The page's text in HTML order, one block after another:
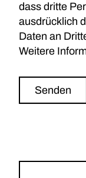
dass dritte
ausdrücklich
Daten an
Weitere
Senden